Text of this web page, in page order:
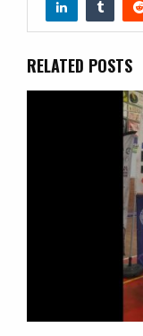
RELATED POSTS